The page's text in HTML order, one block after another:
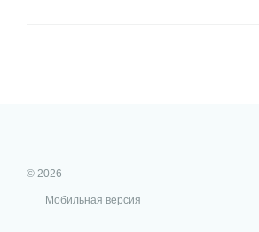
© 2026
Мобильная версия